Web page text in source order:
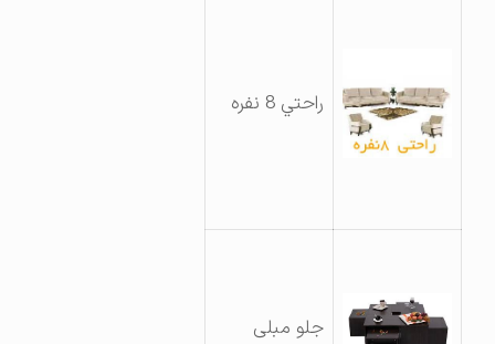
راحتي 8 نفره
جلو مبلی